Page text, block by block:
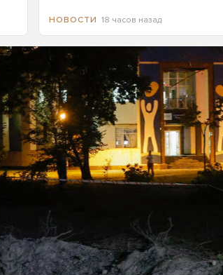
НОВОСТИ 18 часов назад